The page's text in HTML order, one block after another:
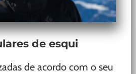
de esqui
de acordo com o seu